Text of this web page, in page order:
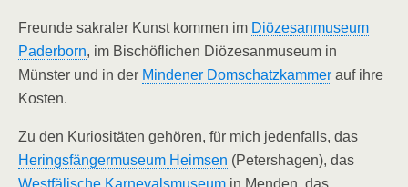
Freunde sakraler Kunst kommen im Diözesanmuseum
Paderborn, im Bischöflichen Diözesanmuseum in
Münster und in der Mindener Domschatzkammer auf ihre
Kosten.
Zu den Kuriositäten gehören, für mich jedenfalls, das
Heringsfängermuseum Heimsen (Petershagen), das
Westfälische Karnevalsmuseum in Menden, das